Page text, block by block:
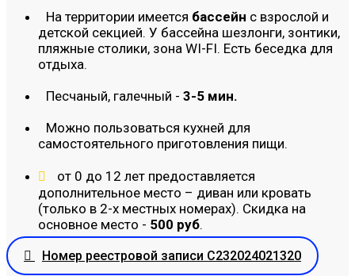
На территории имеется бассейн с взрослой и
детской секцией. У бассейна шезлонги, зонтики,
пляжные столики, зона WI-FI. Есть беседка для
отдыха.
Песчаный, галечный - 3-5 мин.
Можно пользоваться кухней для
самостоятельного приготовления пищи.
от 0 до 12 лет предоставляется
дополнительное место – диван или кровать
(только в 2-х местных номерах). Скидка на
основное место - 500 руб.
Номер реестровой записи С232024021320